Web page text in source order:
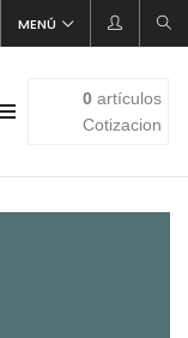
MENÚ
0artículos
Cotizacion